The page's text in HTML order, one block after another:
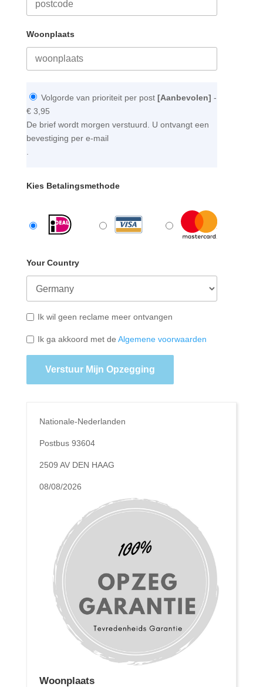
Woonplaats
Volgorde van prioriteit per post [Aanbevolen] -
€ 3,95
De brief wordt morgen verstuurd. U ontvangt een
bevestiging per e-mail
.
Kies Betalingsmethode
Your Country
Ik wil geen reclame meer ontvangen
Ik ga akkoord met de Algemene voorwaarden
Verstuur Mijn Opzegging
Nationale-Nederlanden
Postbus 93604
2509 AV DEN HAAG
08/08/2026
Woonplaats